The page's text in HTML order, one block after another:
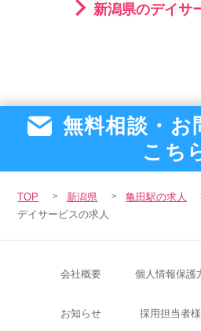
新潟県のデイサ
無料相談・お
こち
TOP 新潟県
亀田駅の求人
デイサービスの求人
会社概要 個人情報保護
お知らせ 採用担当者